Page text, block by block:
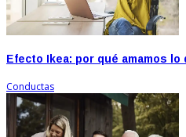
Efecto Ikea: por qué amamos
Conductas